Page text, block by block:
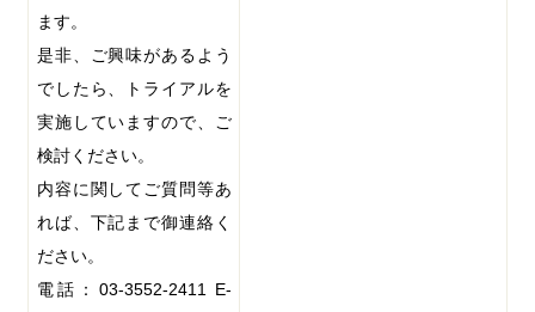
ます。
是非、ご興味があるよう
でしたら、トライアルを
実施していますので、ご
検討ください。
内容に関してご質問等あ
れば、下記まで御連絡く
ださい。
電話： 03-3552-2411
E-